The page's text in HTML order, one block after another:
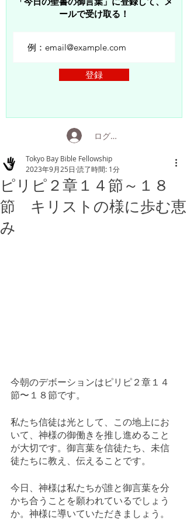
ールで受け取る！
登録
ログイン
ピリピ２章１４節～１８
節 キリストの様に歩む恵
み
Tokyo Bay Bible Fellowship
2023年9月25日 読了時間: 1分
今朝のデボーションはピリピ２章１４
節〜１８節です。
私たち信徒は光として、この地上にお
いて、神様の御働きを推し進めること
が大切です。御言葉を信徒たち、未信
徒たちに教え、伝えることです。
今日、神様は私たちが誰と御言葉を分
かち合うことを願われているでしょう
か。神様に導いていただきましょう。